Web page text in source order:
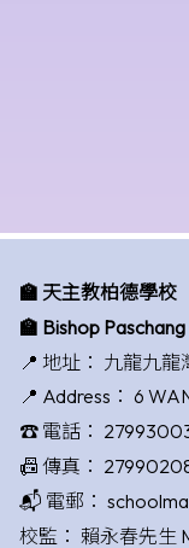
🏫 天主教柏德學校
🏫 Bishop
📍 地址： 九龍九龍
📍 Address： 6
☎️ 電話：
📠 傳真：
📬 電郵：
校監： 賴永春先生